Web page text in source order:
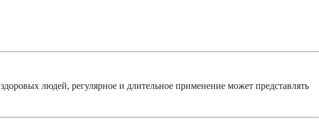
людей, регулярное и длительное применение может представлять